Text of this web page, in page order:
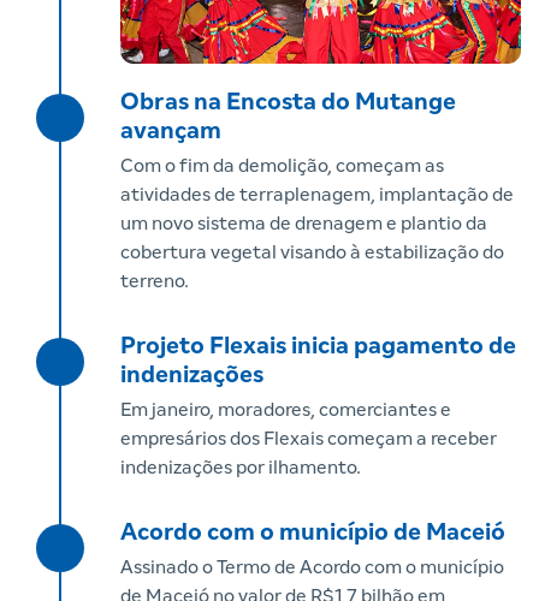
Obras na Encosta do Mutange
avançam
Com o fim da demolição, começam as
atividades de terraplenagem, implantação de
um novo sistema de drenagem e plantio da
cobertura vegetal visando à estabilização do
terreno.
Projeto Flexais inicia pagamento de
indenizações
Em janeiro, moradores, comerciantes e
empresários dos Flexais começam a receber
indenizações por ilhamento.
Acordo com o município de Maceió
Assinado o Termo de Acordo com o município
de Maceió no valor de R$1,7 bilhão em